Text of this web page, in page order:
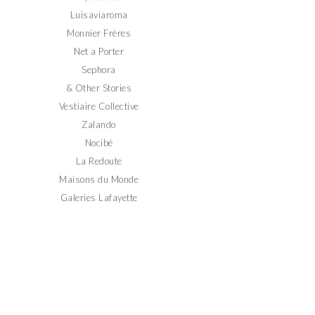
Luisaviaroma
Monnier Frères
Net a Porter
Sephora
& Other Stories
Vestiaire Collective
Zalando
Nocibé
La Redoute
Maisons du Monde
Galeries Lafayette